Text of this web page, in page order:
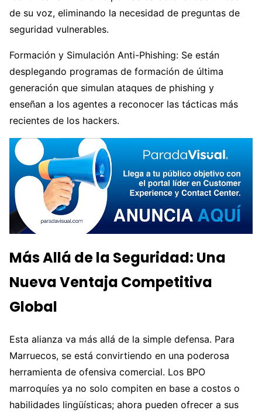
de su voz, eliminando la necesidad de preguntas de
seguridad vulnerables.
Formación y Simulación Anti-Phishing: Se están
desplegando programas de formación de última
generación que simulan ataques de phishing y
enseñan a los agentes a reconocer las tácticas más
recientes de los hackers.
Más Allá de la Seguridad: Una
Nueva Ventaja Competitiva
Global
Esta alianza va más allá de la simple defensa. Para
Marruecos, se está convirtiendo en una poderosa
herramienta de ofensiva comercial. Los BPO
marroquíes ya no solo compiten en base a costos o
habilidades lingüísticas; ahora pueden ofrecer a sus